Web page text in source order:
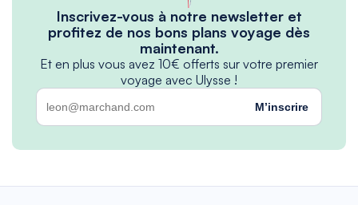
Inscrivez-vous à notre newsletter et
profitez de nos bons plans voyage dès
maintenant.
Et en plus vous avez 10€ offerts sur votre premier
voyage avec Ulysse !
M’inscrire